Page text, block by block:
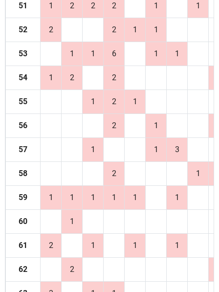
51 1 2 2 2 1 1
52 2 2 1 1
53 1 1 6 1 1
54 1 2 2
55 1 2 1
56 2 1
57 1 1 3
58 2 1
59 1 1 1 1 1 1
60 1
61 2 1 1 1
62 2